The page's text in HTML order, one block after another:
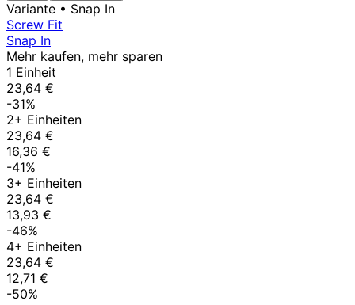
Variante • Snap In
Screw Fit
Snap In
Mehr kaufen, mehr sparen
1 Einheit
23,64 €
-31%
2+ Einheiten
23,64 €
16,36 €
-41%
3+ Einheiten
23,64 €
13,93 €
-46%
4+ Einheiten
23,64 €
12,71 €
-50%